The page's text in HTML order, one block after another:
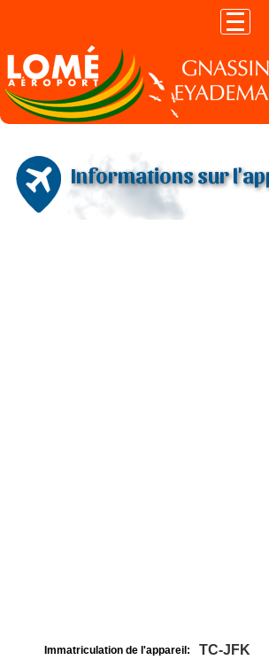
Informations sur
Immatriculation de l'appareil: TC-JFK